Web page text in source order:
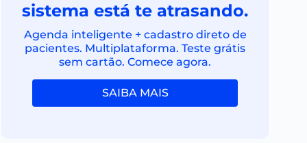
sistema está te atrasando.
Agenda inteligente + cadastro direto de
pacientes. Multiplataforma. Teste grátis
sem cartão. Comece agora.
SAIBA MAIS